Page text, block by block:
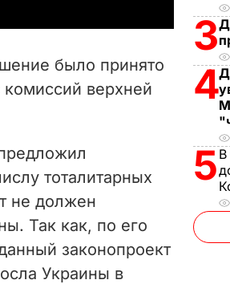
было принято
комиссий верхней
тоталитарных
не должен
Так как, по его
законопроект
Украины в
3
4
5 В